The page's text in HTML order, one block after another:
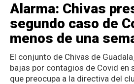
Alarma: Chivas
segundo caso de
menos de una
El conjunto de Chivas de
bajas por contagios de Covid en
que preocupa a la directiva del